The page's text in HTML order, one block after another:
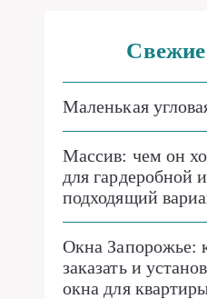
Свежие
Маленькая
Массив: чем он
для гардеробной
подходящий
Окна Запорожье:
заказать и
окна для